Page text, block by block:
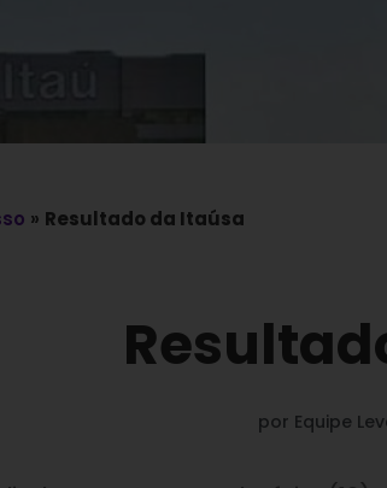
» Resultado da Itaúsa
por Equipe